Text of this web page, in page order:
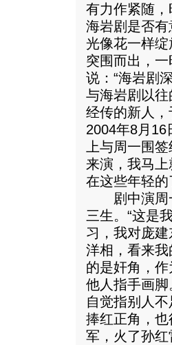
有力作紧随
海岩剧是否
光像花一样
突围而出，
说：“海岩剧
与海岩剧以
经传的新人
2004年8月16
上与周一围
来演，我马
在这些年轻的
剧中演周一
三生。“这是
习，我对庞
洋相，看来
的是奸角，
他人指手画
自觉指别人
捧红正角，
军，火了孙